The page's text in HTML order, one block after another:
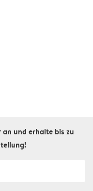
und erhalte bis zu